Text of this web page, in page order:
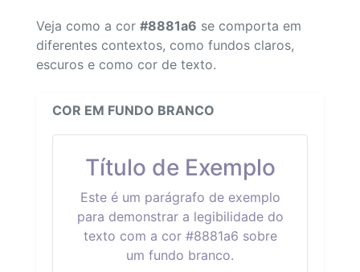
Veja como a cor #8881a6 se comporta em
diferentes contextos, como fundos claros,
escuros e como cor de texto.
COR EM FUNDO BRANCO
Título de Exemplo
Este é um parágrafo de exemplo
para demonstrar a legibilidade do
texto com a cor #8881a6 sobre
um fundo branco.